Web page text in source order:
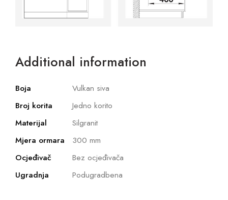
Additional information
Boja
Vulkan siva
Broj korita
Jedno korito
Materijal
Silgranit
Mjera ormara
300 mm
Ocjeđivač
Bez ocjeđivača
Ugradnja
Podugradbena